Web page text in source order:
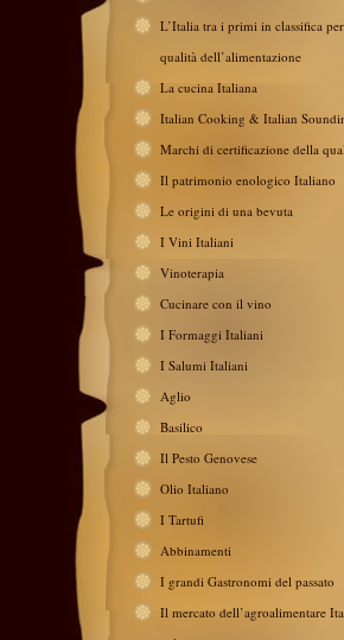
L’Italia tra i primi in classifica
qualità dell’alimentazione
La cucina Italiana
Italian Cooking & Italian
Marchi di certificazione della
Il patrimonio enologico Italiano
Le origini di una bevuta
I Vini Italiani
Vinoterapia
Cucinare con il vino
I Formaggi Italiani
I Salumi Italiani
Aglio
Basilico
Il Pesto Genovese
Olio Italiano
I Tartufi
Abbinamenti
I grandi Gastronomi del passato
Il mercato dell’agroalimentare